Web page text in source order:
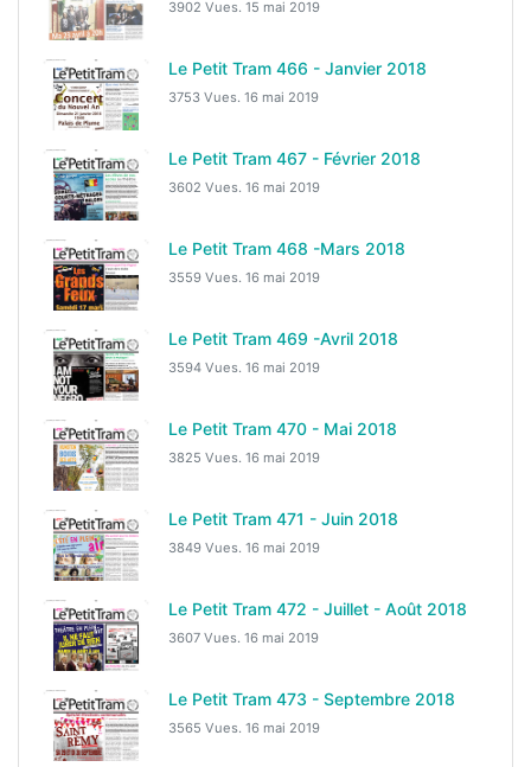
3902 Vues. 15 mai 2019
Le Petit Tram 466 - Janvier 2018
3753 Vues. 16 mai 2019
Le Petit Tram 467 - Février 2018
3602 Vues. 16 mai 2019
Le Petit Tram 468 -Mars 2018
3559 Vues. 16 mai 2019
Le Petit Tram 469 -Avril 2018
3594 Vues. 16 mai 2019
Le Petit Tram 470 - Mai 2018
3825 Vues. 16 mai 2019
Le Petit Tram 471 - Juin 2018
3849 Vues. 16 mai 2019
Le Petit Tram 472 - Juillet - Août 2018
3607 Vues. 16 mai 2019
Le Petit Tram 473 - Septembre 2018
3565 Vues. 16 mai 2019